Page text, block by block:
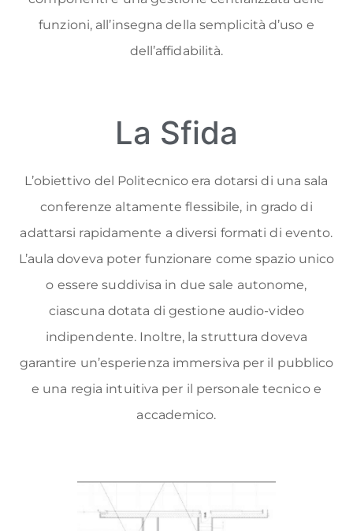
funzioni, all’insegna della semplicità d’uso e
dell’affidabilità.
La Sfida
L’obiettivo del Politecnico era dotarsi di una sala
conferenze altamente flessibile, in grado di
adattarsi rapidamente a diversi formati di evento.
L’aula doveva poter funzionare come spazio unico
o essere suddivisa in due sale autonome,
ciascuna dotata di gestione audio-video
indipendente. Inoltre, la struttura doveva
garantire un’esperienza immersiva per il pubblico
e una regia intuitiva per il personale tecnico e
accademico.